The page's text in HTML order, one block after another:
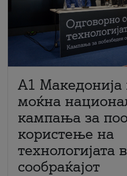
A1 Македонија
моќна
кампања за
користење на
технологијата
сообраќајот